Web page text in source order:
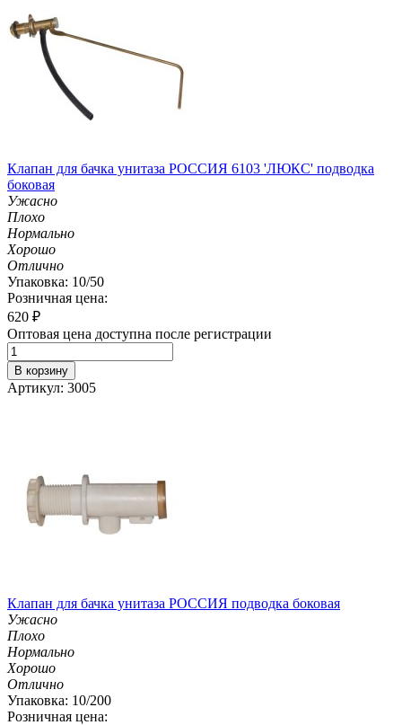
Клапан для бачка унитаза РОССИЯ 6103 'ЛЮКС' подводка
боковая
Ужасно
Плохо
Нормально
Хорошо
Отлично
Упаковка: 10/50
Розничная цена:
620 ₽
Оптовая цена доступна после регистрации
В корзину
Артикул: 3005
Клапан для бачка унитаза РОССИЯ подводка боковая
Ужасно
Плохо
Нормально
Хорошо
Отлично
Упаковка: 10/200
Розничная цена: